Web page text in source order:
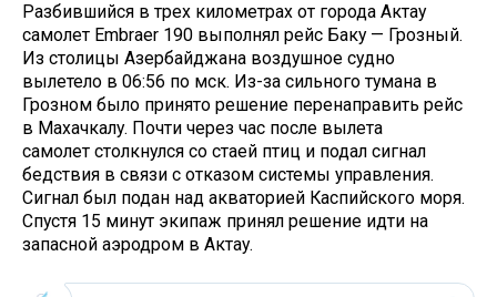
Разбившийся в трех километрах от города Актау
самолет Embraer 190 выполнял рейс Баку — Грозный.
Из столицы Азербайджана воздушное судно
вылетело в 06:56 по мск. Из-за сильного тумана в
Грозном было принято решение перенаправить рейс
в Махачкалу. Почти через час после вылета
самолет столкнулся со стаей птиц и подал сигнал
бедствия в связи с отказом системы управления.
Сигнал был подан над акваторией Каспийского моря.
Спустя 15 минут экипаж принял решение идти на
запасной аэродром в Актау.